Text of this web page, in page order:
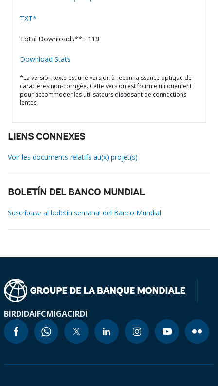
TXT*
Total Downloads** : 118
Download Stats
*La version texte est une version à reconnaissance optique de
caractères non-corrigée. Cette version est fournie uniquement
pour accommoder les utilisateurs disposant de connections
lentes.
LIENS CONNEXES
Voir les documents relatifs au(x) projet(s)
BOLETÍN DEL BANCO MUNDIAL
Suscríbase al boletín semanal del Banco Mundial
BIRDIDAIFCMIGACIRDI